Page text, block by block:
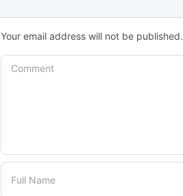
Your email address will not be published.
Comment
Full Name